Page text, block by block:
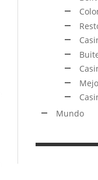
Mundo